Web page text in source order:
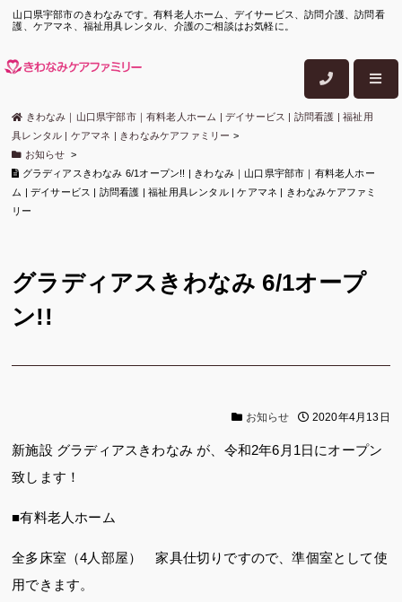
山口県宇部市のきわなみです。有料老人ホーム、デイサービス、訪問介護、訪問看
護、ケアマネ、福祉用具レンタル、介護のご相談はお気軽に。
きわなみ｜山口県宇部市｜有料老人ホーム | デイサービス | 訪問看護 | 福祉用
具レンタル | ケアマネ | きわなみケアファミリー >
お知らせ >
グラディアスきわなみ 6/1オープン!! | きわなみ｜山口県宇部市｜有料老人ホー
ム | デイサービス | 訪問看護 | 福祉用具レンタル | ケアマネ | きわなみケアファミ
リー
グラディアスきわなみ 6/1オープ
ン!!
2020年4月13日
お知らせ
新施設 グラディアスきわなみ が、令和2年6月1日にオープン
致します！
■有料老人ホーム
全多床室（4人部屋） 家具仕切りですので、準個室として使
用できます。